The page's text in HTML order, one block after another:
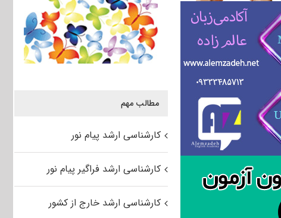
مطالب مهم
کارشناسی ارشد پیام نور
کارشناسی ارشد فراگیر پیام نور
کارشناسی ارشد خارج از کشور